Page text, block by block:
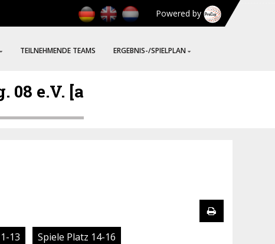
Powered by
TEILNEHMENDE TEAMS ERGEBNIS-/SPIELPLAN
08 e.V. [a
13
Spiele Platz 14-16